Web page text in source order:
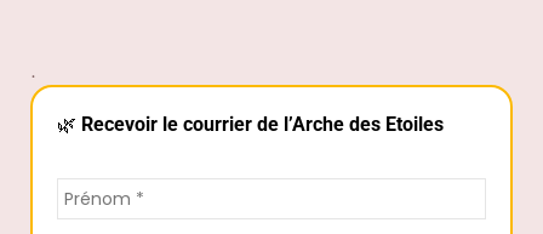
.
🌿 Recevoir le courrier de l’Arche des Etoiles